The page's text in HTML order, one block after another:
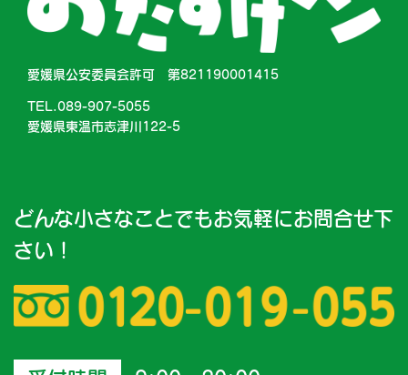
愛媛県公安委員会許可 第821190001415
TEL.089-907-5055
愛媛県東温市志津川122-5
どんな小さなことでもお気軽にお問合せ下
さい！